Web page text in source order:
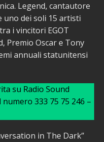
Legend, cantautore
uno dei soli 15 artisti
i vincitori EGOT
Premio Oscar e Tony
annuali statunitensi
su Radio Sound
numero 333 75 75 246 –
in The Dark”